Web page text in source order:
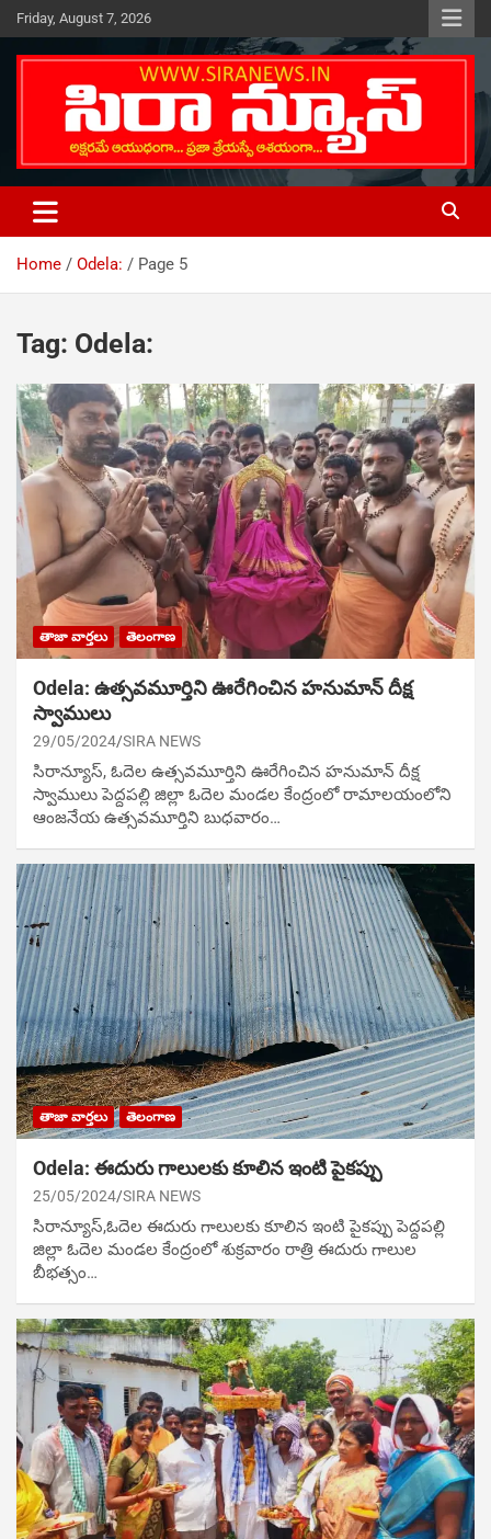
Skip
to
content
Friday, August 7, 2026
SIRA NEWS
Home Odela: Page 5
Tag: Odela:
తాజా వార్తలు తెలంగాణ
Odela: ఉత్సవమూర్తిని ఊరేగించిన హ‌నుమాన్ దీక్ష
స్వాములు
29/05/2024 SIRA NEWS
సిరాన్యూస్, ఓదెల ఉత్సవమూర్తిని ఊరేగించిన హ‌నుమాన్ దీక్ష
స్వాములు పెద్దపల్లి జిల్లా ఓదెల మండల కేంద్రంలో రామాలయంలోని
ఆంజనేయ ఉత్సవమూర్తిని బుధ‌వారం…
తాజా వార్తలు తెలంగాణ
Odela: ఈదురు గాలుల‌కు కూలిన ఇంటి పైకప్పు
25/05/2024 SIRA NEWS
సిరాన్యూస్‌,ఓదెల ఈదురు గాలుల‌కు కూలిన ఇంటి పైకప్పు పెద్దపల్లి
జిల్లా ఓదెల మండల కేంద్రంలో శుక్రవారం రాత్రి ఈదురు గాలుల
బీభ‌త్సం…